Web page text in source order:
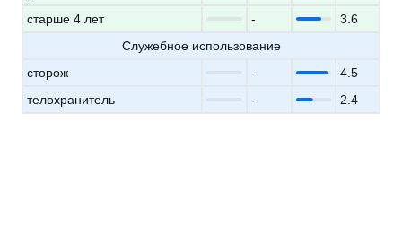
старше 4 лет
-
3.6
Служебное использование
сторож
-
4.5
телохранитель
- 2.4